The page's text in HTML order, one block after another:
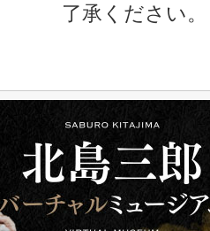
了承ください。